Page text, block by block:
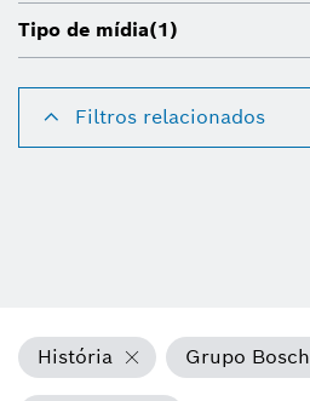
Tipo de mídia(1)
Filtros relacionados
História Grupo Bosch